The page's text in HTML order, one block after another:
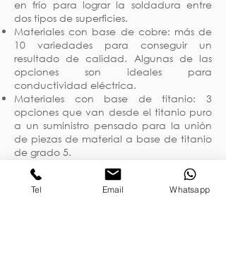
en frío para lograr la soldadura entre
dos tipos de superficies.
Materiales con base de cobre: más de
10 variedades para conseguir un
resultado de calidad. Algunas de las
opciones son ideales para
conductividad eléctrica.
Materiales con base de titanio: 3
opciones que van desde el titanio puro
a un suministro pensado para la unión
de piezas de material a base de titanio
de grado 5.
Materiales para uso médico: diversas
composiciones de soldadura pensadas
para un sector específico con el
Tel Email Whatsapp